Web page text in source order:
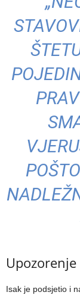
Isak je podsjetio i